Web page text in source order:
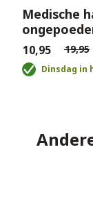
Medische
€10,95 €19,95
Dinsdag in